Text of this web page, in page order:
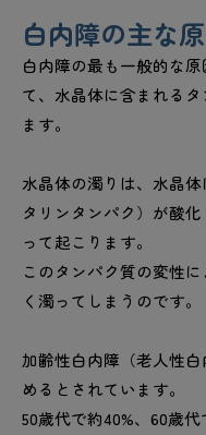
白内障の主な
白内障の最も一般的な
て、水晶体に含まれる
ます。
水晶体の濁りは、水晶
タリンタンパク）が酸
って起こります。
このタンパク質の変性
く濁ってしまうのです。
加齢性白内障（老人性
めるとされています。
50歳代で約40%、60歳